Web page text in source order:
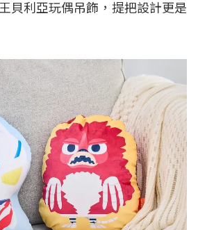
貝利亞玩偶吊飾，提把設計更是